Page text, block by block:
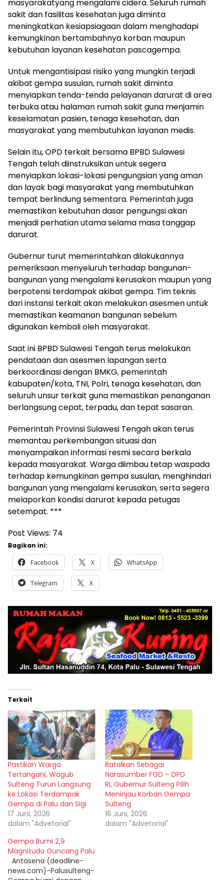
masyarakatyang mengalami cidera. Seluruh rumah
sakit dan fasilitas kesehatan juga diminta
meningkatkan kesiapsiagaan dalam menghadapi
kemungkinan bertambahnya korban maupun
kebutuhan layanan kesehatan pascagempa.
Untuk mengantisipasi risiko yang mungkin terjadi
akibat gempa susulan, rumah sakit diminta
menyiapkan tenda-tenda pelayanan darurat di area
terbuka atau halaman rumah sakit guna menjamin
keselamatan pasien, tenaga kesehatan, dan
masyarakat yang membutuhkan layanan medis.
Selain itu, OPD terkait bersama BPBD Sulawesi
Tengah telah diinstruksikan untuk segera
menyiapkan lokasi-lokasi pengungsian yang aman
dan layak bagi masyarakat yang membutuhkan
tempat berlindung sementara. Pemerintah juga
memastikan kebutuhan dasar pengungsi akan
menjadi perhatian utama selama masa tanggap
darurat.
Gubernur turut memerintahkan dilakukannya
pemeriksaan menyeluruh terhadap bangunan-
bangunan yang mengalami kerusakan maupun yang
berpotensi terdampak akibat gempa. Tim teknis
dari instansi terkait akan melakukan asesmen untuk
memastikan keamanan bangunan sebelum
digunakan kembali oleh masyarakat.
Saat ini BPBD Sulawesi Tengah terus melakukan
pendataan dan asesmen lapangan serta
berkoordinasi dengan BMKG, pemerintah
kabupaten/kota, TNI, Polri, tenaga kesehatan, dan
seluruh unsur terkait guna memastikan penanganan
berlangsung cepat, terpadu, dan tepat sasaran.
Pemerintah Provinsi Sulawesi Tengah akan terus
memantau perkembangan situasi dan
menyampaikan informasi resmi secara berkala
kepada masyarakat. Warga diimbau tetap waspada
terhadap kemungkinan gempa susulan, menghindari
bangunan yang mengalami kerusakan, serta segera
melaporkan kondisi darurat kepada petugas
setempat. ***
Post Views: 74
Bagikan ini:
Facebook X WhatsApp
Telegram X
Terkait
Pastikan Warga
Tertangani, Wagub
Sulteng Turun Langsung
ke Lokasi Terdampak
Gempa di Palu dan Sigi
17 Juni, 2026
dalam "Advetorial"
Batalkan Sebagai
Narasumber FGD – DPD
RI, Gubernur Sulteng Pilih
Meninjau Korban Gempa
Sulteng
16 Juni, 2026
dalam "Advetorial"
Gempa Bumi 2,9
Magnitudo Guncang Palu
Antasena (deadline-
news.com)-Palusulteng-